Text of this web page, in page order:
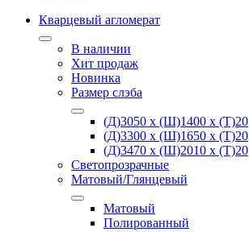
Кварцевый агломерат
В наличии
Хит продаж
Новинка
Размер слэба
(Д)3050 х (Ш)1400 х (Т)20
(Д)3300 х (Ш)1650 х (Т)20
(Д)3470 х (Ш)2010 х (Т)20
Светопрозрачные
Матовый/Глянцевый
Матовый
Полированный